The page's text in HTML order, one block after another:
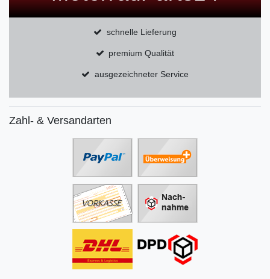
schnelle Lieferung
premium Qualität
ausgezeichneter Service
Zahl- & Versandarten